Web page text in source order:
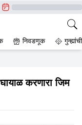
CrimeTak
निवडणूक
gym bold hot looks pics
करणारा जिम